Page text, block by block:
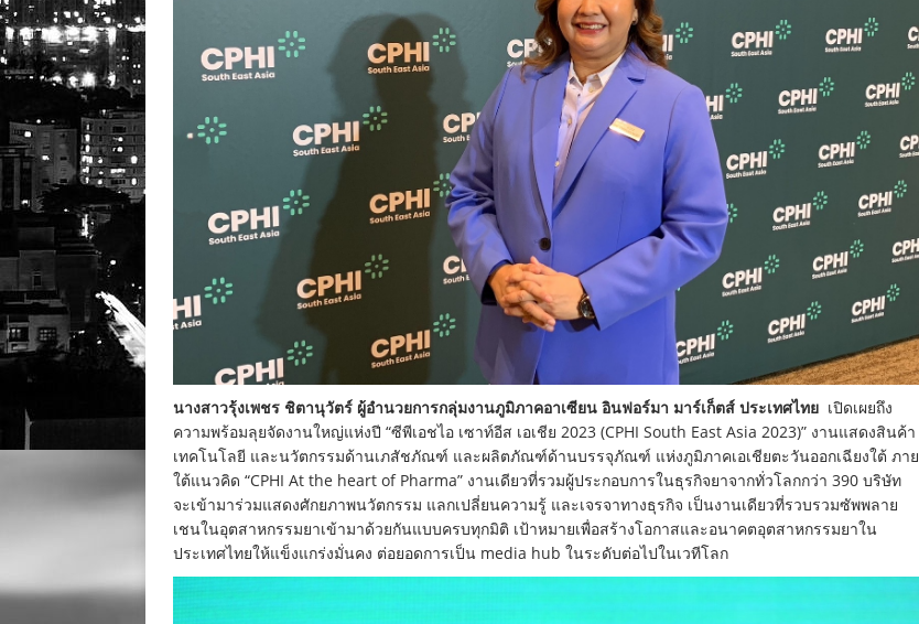
นางสาวรุ้งเพชร ชิตานุวัตร์ ผู้อำนวยการกลุ่มงานภูมิภาคอาเซียน อินฟอร์มา มาร์เก็ตส์ ประเทศไทย เปิดเผยถึง
ความพร้อมลุยจัดงานใหญ่แห่งปี “ซีพีเอชไอ เซาท์อีส เอเชีย 2023 (CPHI South East Asia 2023)” งานแสดงสินค้า
เทคโนโลยี และนวัตกรรมด้านเภสัชภัณฑ์ และผลิตภัณฑ์ด้านบรรจุภัณฑ์ แห่งภูมิภาคเอเชียตะวันออกเฉียงใต้ ภาย
ใต้แนวคิด “CPHI At the heart of Pharma” งานเดียวที่รวมผู้ประกอบการในธุรกิจยาจากทั่วโลกกว่า 390 บริษัท
จะเข้ามาร่วมแสดงศักยภาพนวัตกรรม แลกเปลี่ยนความรู้ และเจรจาทางธุรกิจ เป็นงานเดียวที่รวบรวมซัพพลาย
เชนในอุตสาหกรรมยาเข้ามาด้วยกันแบบครบทุกมิติ เป้าหมายเพื่อสร้างโอกาสและอนาคตอุตสาหกรรมยาใน
ประเทศไทยให้แข็งแกร่งมั่นคง ต่อยอดการเป็น media hub ในระดับต่อไปในเวทีโลก